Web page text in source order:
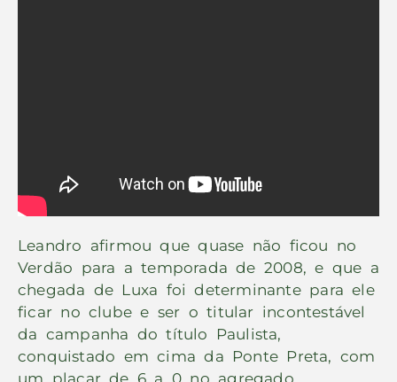
Leandro afirmou que quase não ficou no
Verdão para a temporada de 2008, e que a
chegada de Luxa foi determinante para ele
ficar no clube e ser o titular incontestável
da campanha do título Paulista,
conquistado em cima da Ponte Preta, com
um placar de 6 a 0 no agregado.